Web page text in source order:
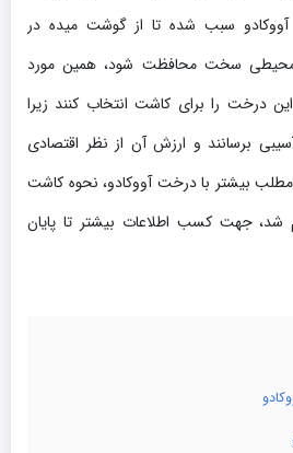
سبب شده تا از گوشت میده در
سخت محافظت شود، همین مورد
درخت را برای کاشت انتخاب کنند زیرا
برسانند و ارزش آن از نظر اقتصادی
مطلب بیشتر با درخت آووکادو، نحوه کاشت
شد، جهت کسب اطلاعات بیشتر تا پایان